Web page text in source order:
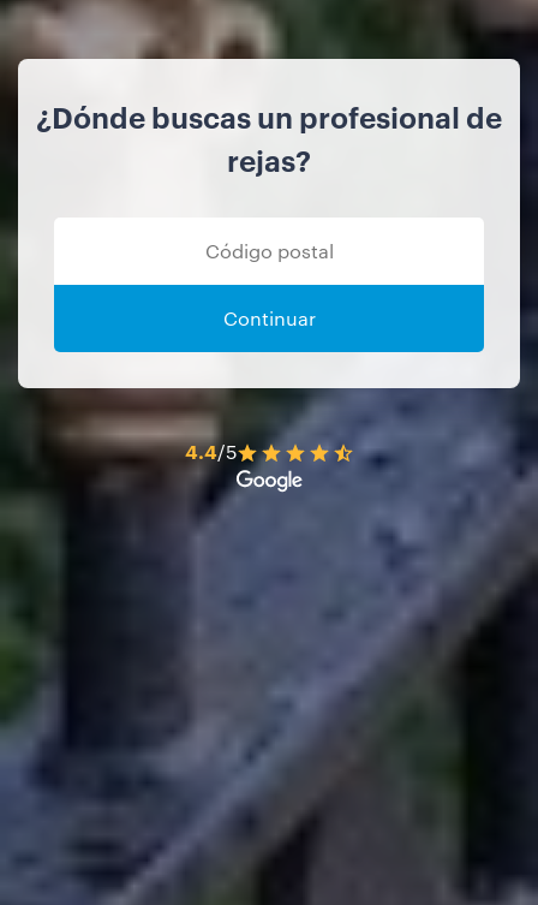
¿Dónde buscas un profesional de
rejas?
Continuar
4.4/5